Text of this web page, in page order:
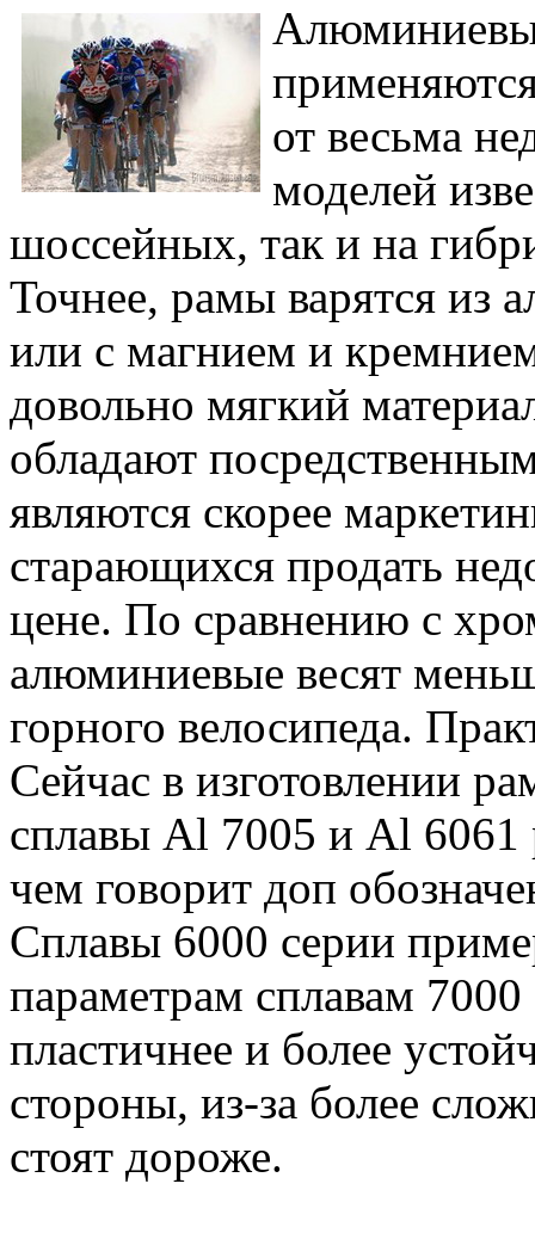
от весьма
моделей
шоссейных, так и на
Точнее, рамы варятся из
или с магнием и
довольно мягкий
обладают
являются скорее
старающихся продать
цене. По сравнению с
алюминиевые весят
горного велосипеда.
Сейчас в изготовлении
сплавы Al 7005 и Al 6061
чем говорит доп
Сплавы 6000 серии
параметрам сплавам
пластичнее и более
стороны, из-за более
стоят дороже.